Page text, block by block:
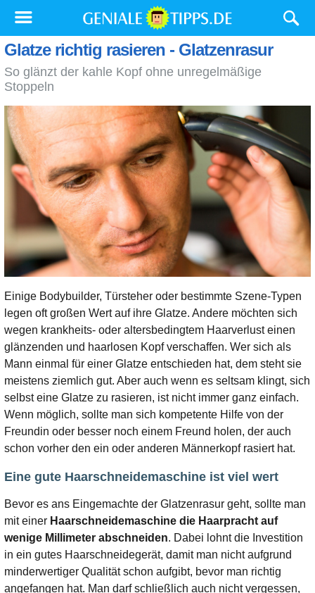
Glatze richtig rasieren - Glatzenrasur
So glänzt der kahle Kopf ohne unregelmäßige
Stoppeln
Einige Bodybuilder, Türsteher oder bestimmte Szene-Typen
legen oft großen Wert auf ihre Glatze. Andere möchten sich
wegen krankheits- oder altersbedingtem Haarverlust einen
glänzenden und haarlosen Kopf verschaffen. Wer sich als
Mann einmal für einer Glatze entschieden hat, dem steht sie
meistens ziemlich gut. Aber auch wenn es seltsam klingt, sich
selbst eine Glatze zu rasieren, ist nicht immer ganz einfach.
Wenn möglich, sollte man sich kompetente Hilfe von der
Freundin oder besser noch einem Freund holen, der auch
schon vorher den ein oder anderen Männerkopf rasiert hat.
Eine gute Haarschneidemaschine ist viel wert
Bevor es ans Eingemachte der Glatzenrasur geht, sollte man
mit einer Haarschneidemaschine die Haarpracht auf
wenige Millimeter abschneiden. Dabei lohnt die Investition
in ein gutes Haarschneidegerät, damit man nicht aufgrund
minderwertiger Qualität schon aufgibt, bevor man richtig
angefangen hat. Man darf schließlich auch nicht vergessen,